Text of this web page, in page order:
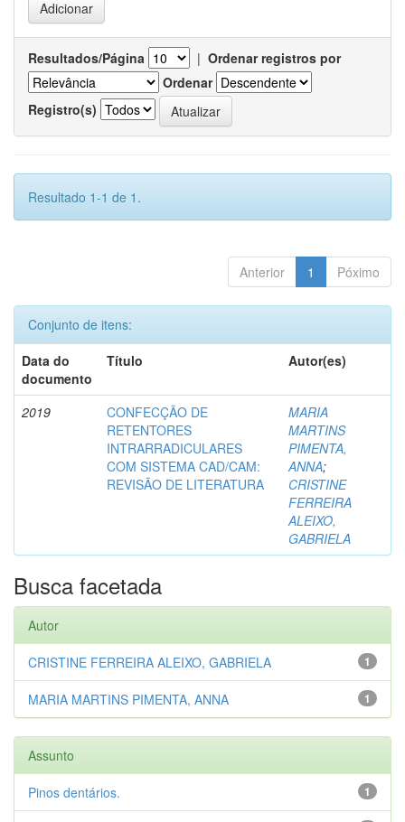
Resultados/Página | Ordenar registros por
Ordenar
Registro(s)
Resultado 1-1 de 1.
Anterior 1 Póximo
Conjunto de itens:
Data do
documento
Título Autor(es)
2019
CONFECÇÃO DE
RETENTORES
INTRARRADICULARES
COM SISTEMA CAD/CAM:
REVISÃO DE LITERATURA
MARIA
MARTINS
PIMENTA,
ANNA;
CRISTINE
FERREIRA
ALEIXO,
GABRIELA
Busca facetada
Autor
1
CRISTINE FERREIRA ALEIXO, GABRIELA
1
MARIA MARTINS PIMENTA, ANNA
Assunto
1
Pinos dentários.